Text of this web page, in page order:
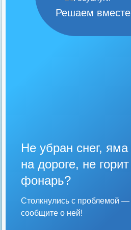
Решаем вместе
Не убран снег, яма
на дороге, не горит
фонарь?
Столкнулись с проблемой —
сообщите о ней!